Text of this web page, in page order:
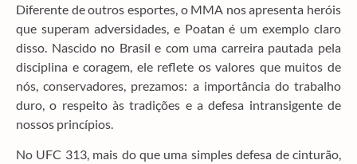
Diferente de outros esportes, o MMA nos apresenta heróis
que superam adversidades, e Poatan é um exemplo claro
disso. Nascido no Brasil e com uma carreira pautada pela
disciplina e coragem, ele reflete os valores que muitos de
nós, conservadores, prezamos: a importância do trabalho
duro, o respeito às tradições e a defesa intransigente de
nossos princípios.
No UFC 313, mais do que uma simples defesa de cinturão,